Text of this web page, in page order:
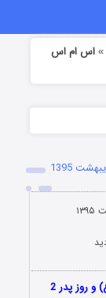
»اس ام اس
اس ام اس جدید ویژه تبریک ولادت امام علی (ع) و روز پدر 2